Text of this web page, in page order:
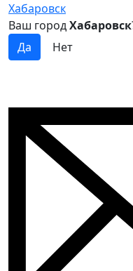
Хабаровск
Ваш городХабаровск